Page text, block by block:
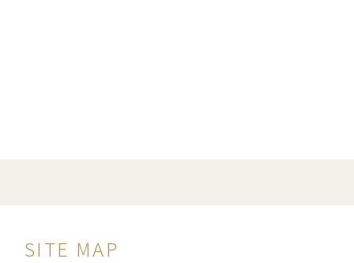
SITE MAP